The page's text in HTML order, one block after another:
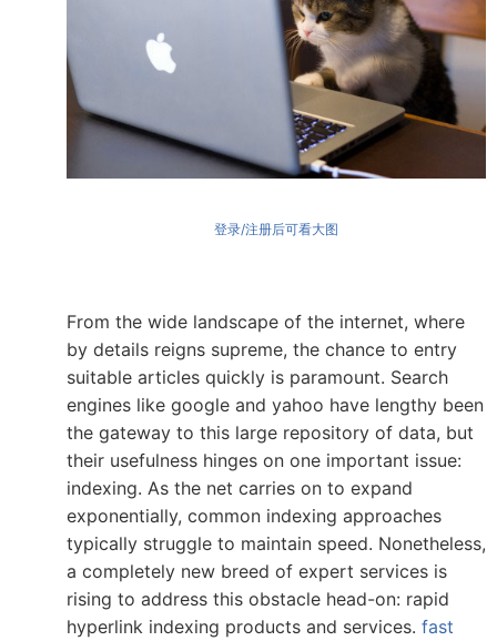
登录/注册后可看大图
From the wide landscape of the internet, where
by details reigns supreme, the chance to entry
suitable articles quickly is paramount. Search
engines like google and yahoo have lengthy been
the gateway to this large repository of data, but
their usefulness hinges on one important issue:
indexing. As the net carries on to expand
exponentially, common indexing approaches
typically struggle to maintain speed. Nonetheless,
a completely new breed of expert services is
rising to address this obstacle head-on: rapid
hyperlink indexing products and services. fast